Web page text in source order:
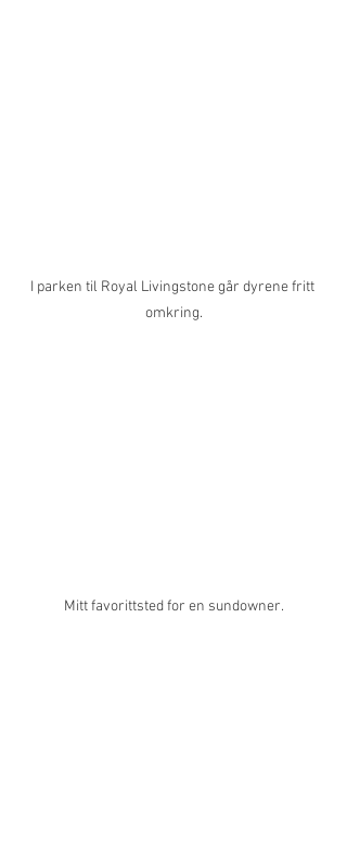
I parken til Royal Livingstone går dyrene fritt
omkring.
Mitt favorittsted for en sundowner.